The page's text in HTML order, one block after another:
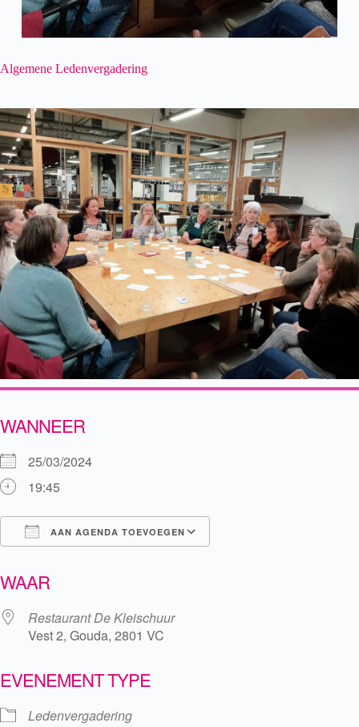
Algemene Ledenvergadering
WANNEER
25/03/2024
19:45
AAN AGENDA TOEVOEGEN
WAAR
Restaurant De Kleischuur
Vest 2, Gouda, 2801 VC
EVENEMENT TYPE
Ledenvergadering